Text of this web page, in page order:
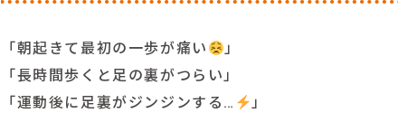
「朝起きて最初の一歩が痛い
」
「長時間歩くと足の裏がつらい」
「運動後に足裏がジンジンする…
」